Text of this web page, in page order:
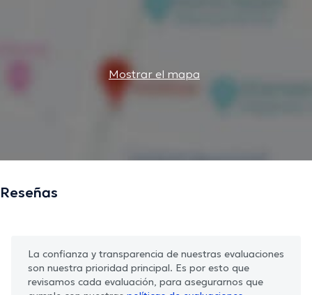
Mostrar el mapa
Reseñas
La confianza y transparencia de nuestras evaluaciones
son nuestra prioridad principal. Es por esto que
revisamos cada evaluación, para asegurarnos que